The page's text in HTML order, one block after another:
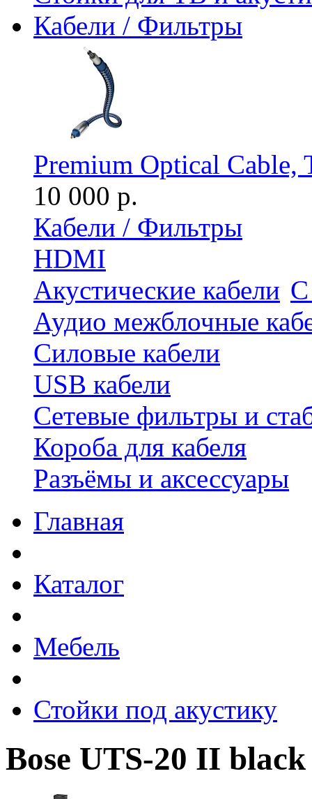
Кабели / Фильтры
Premium Optical Cable,
10 000 р.
Кабели / Фильтры
HDMI
Акустические кабели С
Аудио межблочные
Силовые кабели
USB кабели
Сетевые фильтры и
Короба для кабеля
Разъёмы и аксессуары
Главная
Каталог
Мебель
Стойки под акустику
Bose UTS-20 II black